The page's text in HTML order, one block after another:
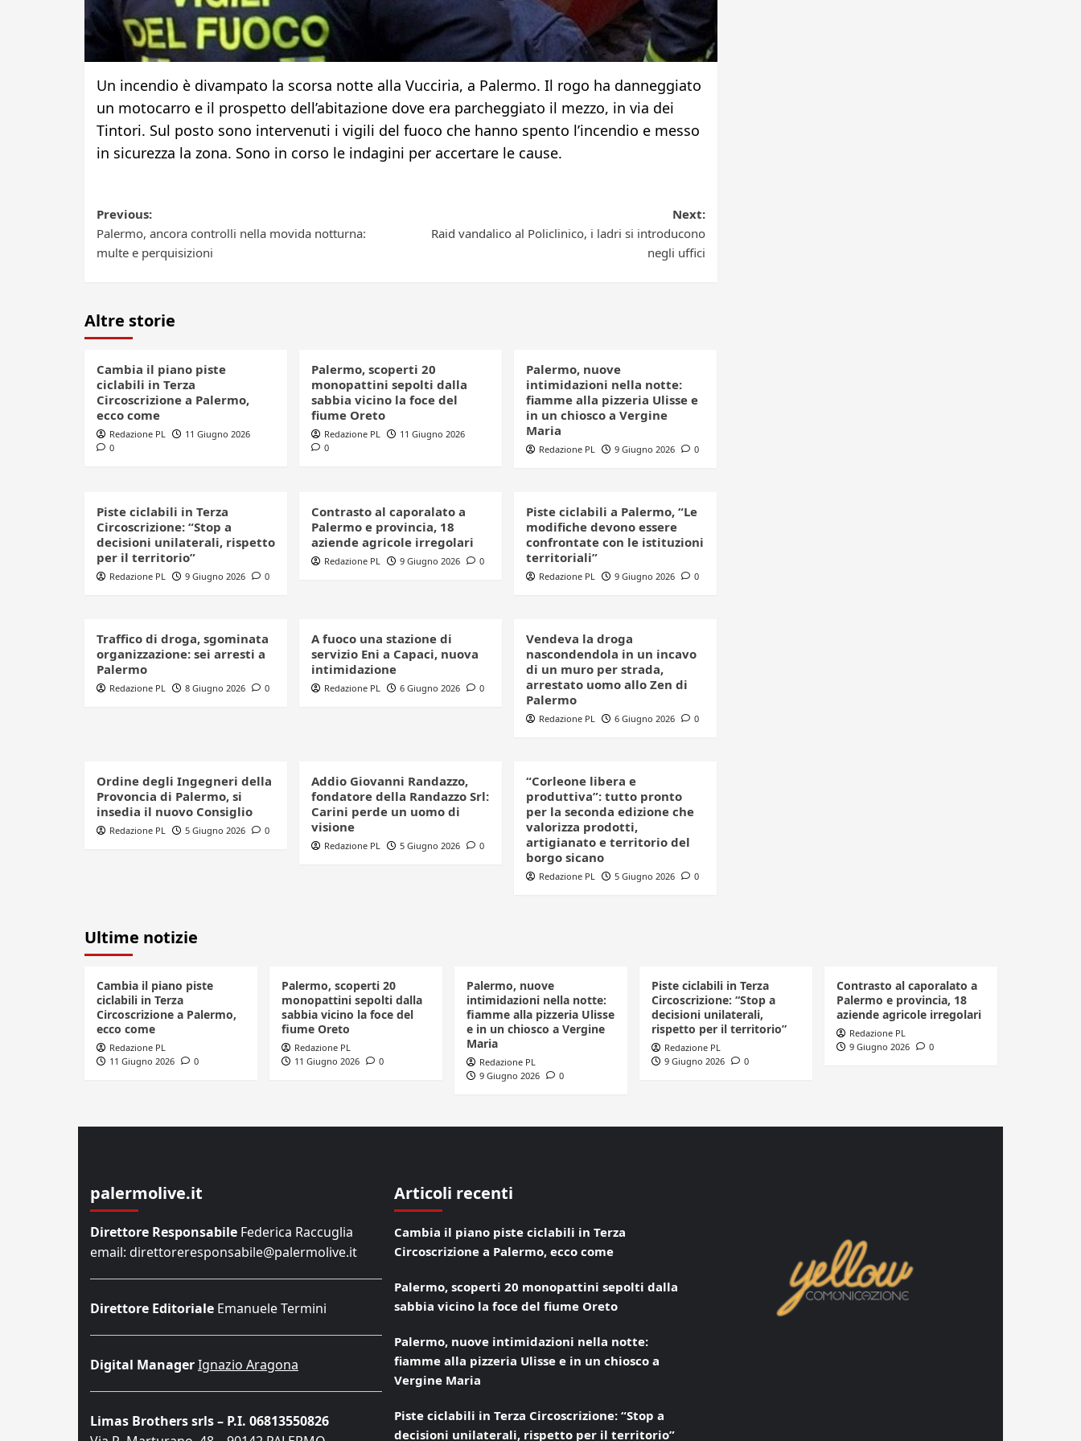
Un incendio è divampato la scorsa notte alla Vucciria, a Palermo. Il rogo ha danneggiato
un motocarro e il prospetto dell’abitazione dove era parcheggiato il mezzo, in via dei
Tintori. Sul posto sono intervenuti i vigili del fuoco che hanno spento l’incendio e messo
in sicurezza la zona. Sono in corso le indagini per accertare le cause.
Post
navigation
Previous:
Palermo, ancora controlli nella movida notturna:
multe e perquisizioni
Next:
Raid vandalico al Policlinico, i ladri si introducono
negli uffici
Altre storie
Cambia il piano piste
ciclabili in Terza
Circoscrizione a Palermo,
ecco come
Redazione PL
11 Giugno 2026
0
Palermo, scoperti 20
monopattini sepolti dalla
sabbia vicino la foce del
fiume Oreto
Redazione PL
11 Giugno 2026
0
Palermo, nuove
intimidazioni nella notte:
fiamme alla pizzeria Ulisse e
in un chiosco a Vergine
Maria
Redazione PL 9 Giugno 2026 0
Piste ciclabili in Terza
Circoscrizione: “Stop a
decisioni unilaterali, rispetto
per il territorio”
Redazione PL 9 Giugno 2026 0
Contrasto al caporalato a
Palermo e provincia, 18
aziende agricole irregolari
Redazione PL 9 Giugno 2026 0
Piste ciclabili a Palermo, “Le
modifiche devono essere
confrontate con le istituzioni
territoriali”
Redazione PL 9 Giugno 2026 0
Traffico di droga, sgominata
organizzazione: sei arresti a
Palermo
Redazione PL 8 Giugno 2026 0
A fuoco una stazione di
servizio Eni a Capaci, nuova
intimidazione
Redazione PL 6 Giugno 2026 0
Vendeva la droga
nascondendola in un incavo
di un muro per strada,
arrestato uomo allo Zen di
Palermo
Redazione PL 6 Giugno 2026 0
Ordine degli Ingegneri della
Provoncia di Palermo, si
insedia il nuovo Consiglio
Redazione PL 5 Giugno 2026 0
Addio Giovanni Randazzo,
fondatore della Randazzo Srl:
Carini perde un uomo di
visione
Redazione PL 5 Giugno 2026 0
“Corleone libera e
produttiva”: tutto pronto
per la seconda edizione che
valorizza prodotti,
artigianato e territorio del
borgo sicano
Redazione PL 5 Giugno 2026 0
Ultime notizie
Cambia il piano piste
ciclabili in Terza
Circoscrizione a Palermo,
ecco come
Redazione PL
11 Giugno 2026
0
Palermo, scoperti 20
monopattini sepolti dalla
sabbia vicino la foce del
fiume Oreto
Redazione PL
11 Giugno 2026
0
Palermo, nuove
intimidazioni nella notte:
fiamme alla pizzeria Ulisse
e in un chiosco a Vergine
Maria
Redazione PL
9 Giugno 2026
0
Piste ciclabili in Terza
Circoscrizione: “Stop a
decisioni unilaterali,
rispetto per il territorio”
Redazione PL
9 Giugno 2026
0
Contrasto al caporalato a
Palermo e provincia, 18
aziende agricole irregolari
Redazione PL
9 Giugno 2026
0
palermolive.it
Direttore Responsabile Federica Raccuglia
email: direttoreresponsabile@palermolive.it
Direttore Editoriale Emanuele Termini
Digital ManagerIgnazio Aragona
Limas Brothers srls – P.I. 06813550826
Articoli recenti
Cambia il piano piste ciclabili in Terza
Circoscrizione a Palermo, ecco come
Palermo, scoperti 20 monopattini sepolti dalla
sabbia vicino la foce del fiume Oreto
Palermo, nuove intimidazioni nella notte:
fiamme alla pizzeria Ulisse e in un chiosco a
Vergine Maria
Piste ciclabili in Terza Circoscrizione: “Stop a
decisioni unilaterali, rispetto per il territorio”